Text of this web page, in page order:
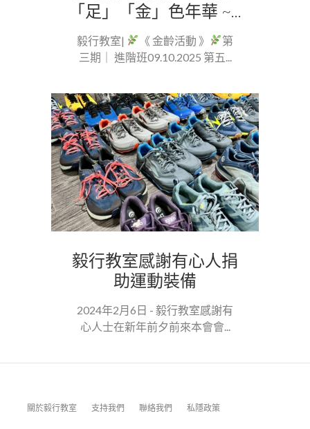
「足」「金」色年華 ~...
毅行教室| 《 金齡活動 》
第
三期｜ 進階班09.10.2025 第五...
毅行教室感謝有心人捐
助運動裝備
2024年2月6日 - 毅行教室感謝有
心人士在新年前夕前來本會會...
關於毅行教室 支持我們 聯絡我們 私隱政策